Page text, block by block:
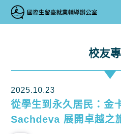
校友
2025.10.23
從學生到永久居民：金
Sachdeva 展開卓越之